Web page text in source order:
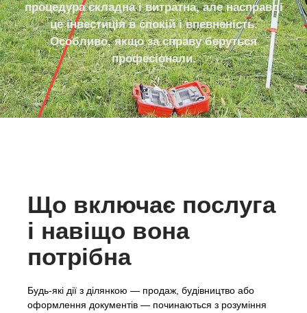
процедура складна і витратна, але насправді
це інвестиція в спокій і впевненість.
Особливо, якщо за справу беруться
професіонали.
Що включає послуга
і навіщо вона
потрібна
Будь-які дії з ділянкою — продаж, будівництво або
оформлення документів — починаються з розуміння